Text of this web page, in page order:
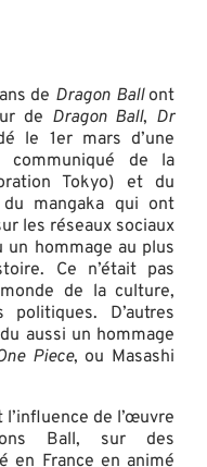
de Dragon Ballont
de Dragon Ball, Dr
le 1er mars d’une
communiqué de la
Tokyo) et du
mangaka qui ont
les réseaux sociaux
hommage au plus
Ce n’était pas
de la culture,
D’autres
aussi un hommage
Piece, ou Masashi
de l’œuvre
Ball, sur des
en France en animé